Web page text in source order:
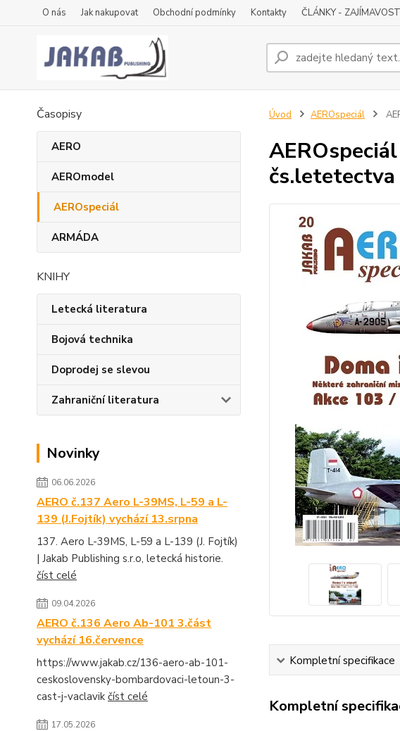
O nás Jak nakupovat Obchodní podmínky Kontakty ČLÁNKY -
Časopisy
AERO
AEROmodel
AEROspeciál
ARMÁDA
KNIHY
Letecká literatura
Bojová technika
Doprodej se slevou
Zahraniční literatura
Novinky
06.06.2026
AERO č.137 Aero L-39MS, L-59 a L-
139 (J.Fojtík) vychází 13.srpna
137. Aero L-39MS, L-59 a L-139 (J. Fojtík)
| Jakab Publishing s.r.o, letecká historie.
číst celé
09.04.2026
AERO č.136 Aero Ab-101 3.část
vychází 16.července
https://www.jakab.cz/136-aero-ab-101-
ceskoslovensky-bombardovaci-letoun-3-
cast-j-vaclavik číst celé
17.05.2026
Úvod AEROspeciál
Kompletní specifikace
Kompletní